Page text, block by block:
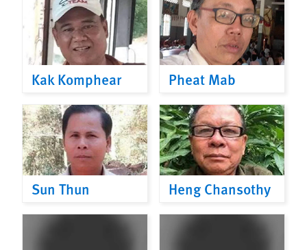
Kak Komphear Pheat Mab
Sun Thun Heng Chansothy